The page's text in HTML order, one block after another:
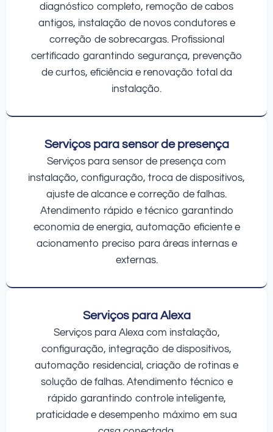
diagnóstico completo, remoção de cabos
antigos, instalação de novos condutores e
correção de sobrecargas. Profissional
certificado garantindo segurança, prevenção
de curtos, eficiência e renovação total da
instalação.
Serviços para sensor de presença
Serviços para sensor de presença com
instalação, configuração, troca de dispositivos,
ajuste de alcance e correção de falhas.
Atendimento rápido e técnico garantindo
economia de energia, automação eficiente e
acionamento preciso para áreas internas e
externas.
Serviços para Alexa
Serviços para Alexa com instalação,
configuração, integração de dispositivos,
automação residencial, criação de rotinas e
solução de falhas. Atendimento técnico e
rápido garantindo controle inteligente,
praticidade e desempenho máximo em sua